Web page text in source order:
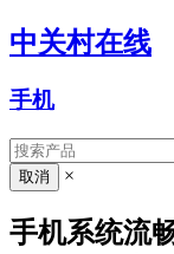
中关村在线
手机
×
手机系统流